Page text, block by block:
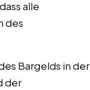
alle
des
Bargelds in der
der